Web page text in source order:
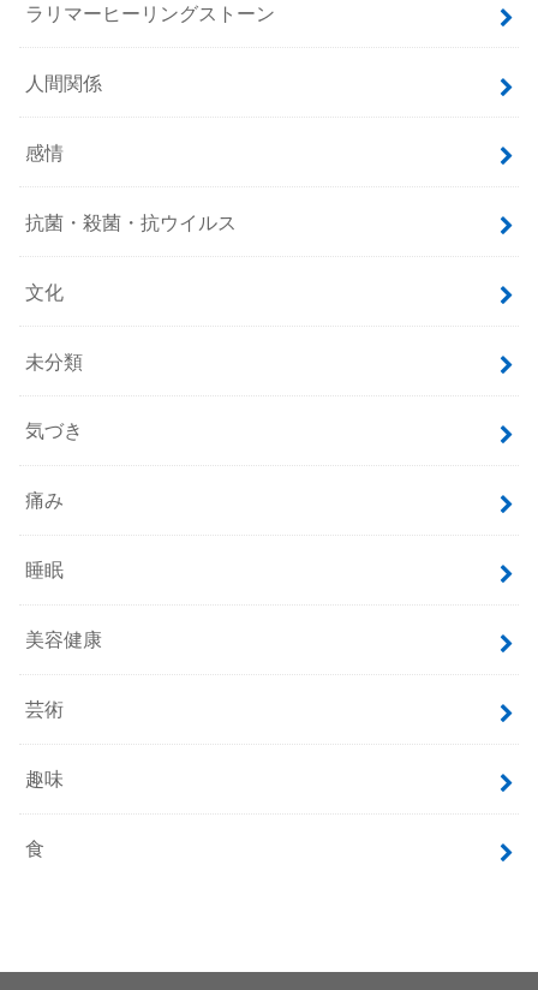
ラリマーヒーリングストーン
人間関係
感情
抗菌・殺菌・抗ウイルス
文化
未分類
気づき
痛み
睡眠
美容健康
芸術
趣味
食